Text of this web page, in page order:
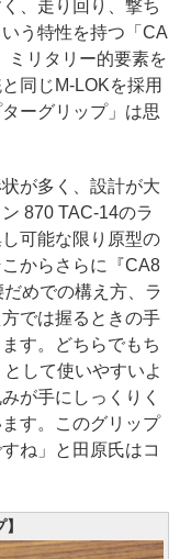
、走り回り、撃ち
う特性を持つ「CA
ミリタリー的要素を
同じM-LOKを採用
ーグリップ」は思
が多く、設計が大
870 TAC-14のラ
可能な限り原型の
からさらに『CA8
めでの構え方、ラ
では握るときの手
す。どちらでもち
して使いやすいよ
が手にしっくりく
す。このグリップ
ね」と田原氏はコ